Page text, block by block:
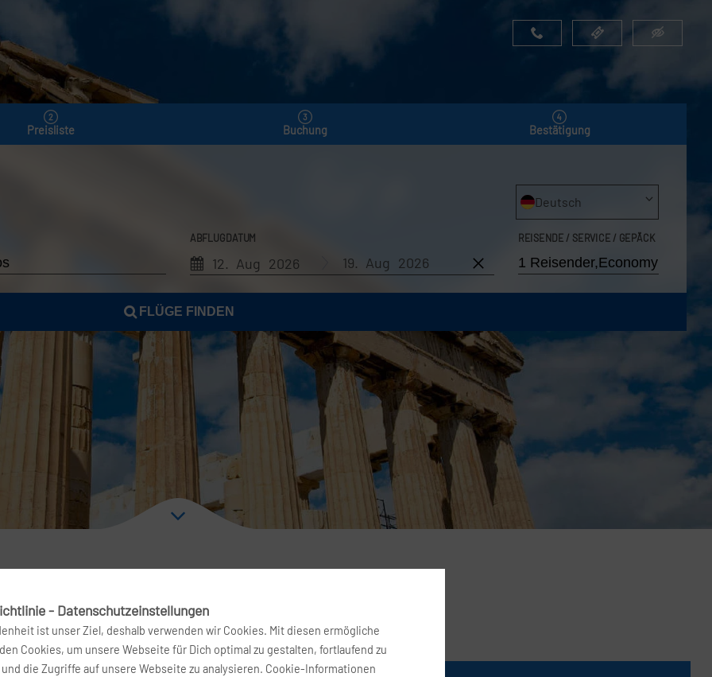
Preisliste Buchung Bestätigung
Deutsch
ABFLUGDATUM
12. Aug 2026 19. Aug 2026
REISENDE / SERVICE / GEPÄCK
FLÜGE FINDEN
nach Zakynthos
- Datenschutzeinstellungen
ist unser Ziel, deshalb verwenden wir Cookies. Mit diesen ermögliche
Cookies, um unsere Webseite für Dich optimal zu gestalten, fortlaufend zu
die Zugriffe auf unsere Webseite zu analysieren. Cookie-Informationen